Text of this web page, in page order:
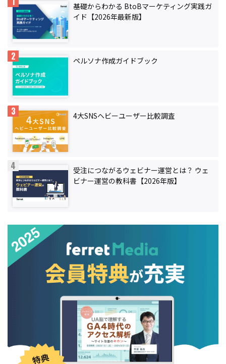
基礎からわかる BtoBマーケティング実践ガ
イド【2026年最新版】
ペルソナ作成ガイドブック
4大SNSヘビーユーザー比較調査
受注につながるウェビナー運営とは？ ウェ
ビナー運営の教科書【2026年版】